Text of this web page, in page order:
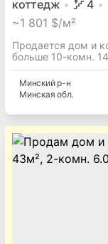
коттедж 4
~1 801 $/м²
Продается дом и
больше 10-комн.
Минскийр-н
Минская обл.